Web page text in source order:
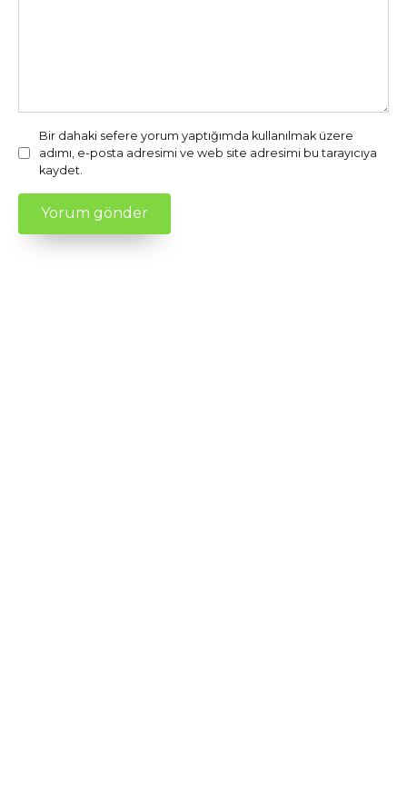
Bir dahaki sefere yorum yaptığımda kullanılmak üzere
adımı, e-posta adresimi ve web site adresimi bu tarayıcıya
kaydet.